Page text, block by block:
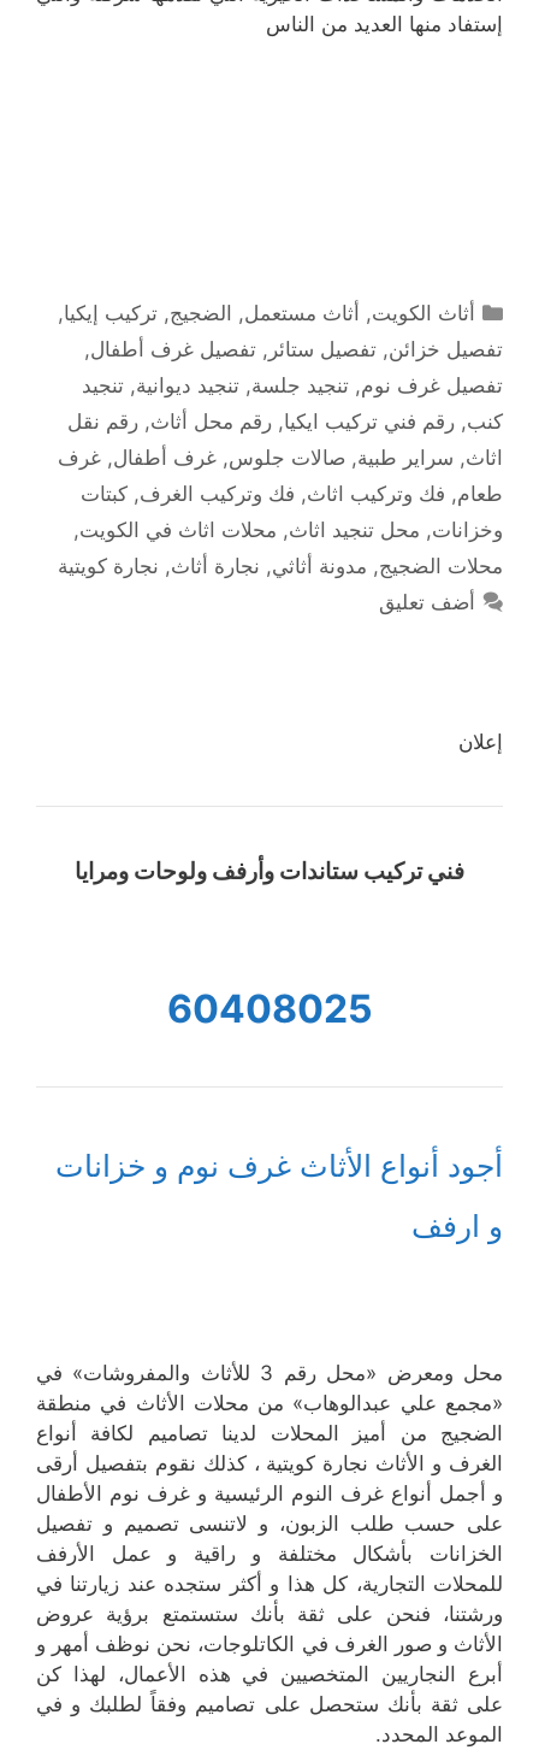
إستفاد منها العديد من الناس
التصنيفات
أثاث الكويت, أثاث مستعمل, الضجيج,تركيب إيكيا,
تفصيل خزائن, تفصيل ستائر , تفصيل غرف أطفال,
تفصيل غرف نوم, تنجيد جلسة, تنجيد ديوانية, تنجيد
كنب, رقم فني تركيب ايكيا, رقم محل أثاث, رقم نقل
اثاث, سراير طبية, صالات جلوس, غرف أطفال, غرف
طعام, فك وتركيب اثاث, فك وتركيب الغرف, كبتات
وخزانات, محل تنجيد اثاث, محلات اثاث في الكويت,
محلات الضجيج, مدونة أثاثي, نجارة أثاث, نجارة كويتية
أضف تعليق
إعلان
فني تركيب ستاندات وأرفف ولوحات ومرايا
60408025
أجود أنواع الأثاث غرف نوم و خزانات
و ارفف
محل ومعرض «محل رقم 3 للأثاث والمفروشات» في
«مجمع علي عبدالوهاب» من محلات الأثاث في منطقة
الضجيج من أميز المحلات لدينا تصاميم لكافة أنواع
الغرف و الأثاث نجارة كويتية ، كذلك نقوم بتفصيل أرقى
و أجمل أنواع غرف النوم الرئيسية و غرف نوم الأطفال
على حسب طلب الزبون، و لاتنسى تصميم و تفصيل
الخزانات بأشكال مختلفة و راقية و عمل الأرفف
للمحلات التجارية، كل هذا و أكثر ستجده عند زيارتنا في
ورشتنا، فنحن على ثقة بأنك ستستمتع برؤية عروض
الأثاث و صور الغرف في الكاتلوجات، نحن نوظف أمهر و
أبرع النجاريين المتخصيين في هذه الأعمال، لهذا كن
على ثقة بأنك ستحصل على تصاميم وفقاً لطلبك و في
الموعد المحدد.